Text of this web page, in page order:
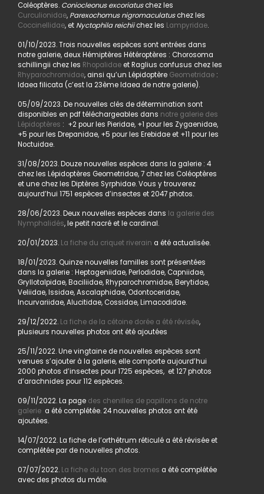
Coléoptères. Coniocleonus excoriatuschez les
Curculionidae, Parexochomus nigromaculatuschez les
Coccinellidae, et Nyctophila reichiichez les Lampyridae.
01/10/2023. Trois nouvelles espèces sont entrées dans
notre galerie, deux Hémiptères Hétéroptères : Chorosoma
schillingii chez les Rhopalidaeet Raglius confusus chez les
Rhyparochromidae, ainsi qu’un Lépidoptère Geometridae:
Idaea filicata (c’est la 23ème Idaea de notre galerie).
05/09/2023. De nouvelles clés de détermination sont
disponibles en pdf téléchargeables dans notre galerie des
Lépidoptères : +2 pour les Pieridae, +1 pour les Zygaenidae,
+5 pour les Drepanidae, +5 pour les Erebidae et +11 pour les
Noctuidae.
31/08/2023. Douze nouvelles espèces dans la galerie : 4
chez les Lépidoptères Geometridae, 7 chez les Coléoptères
et une chez les Diptères Syrphidae. Vous y trouverez
aujourd’hui 1751 espèces d’insectes et 2047 photos.
28/06/2023. Deux nouvelles espèces dans la galerie des
Nymphalidés, le petit nacré et le cardinal.
20/01/2023. La fiche du criquet riverain a été actualisée.
18/01/2023. Quinze nouvelles familles sont présentées
dans la galerie : Heptageniidae, Perlodidae, Capniidae,
Gryllotalpidae, Baciliidae, Rhyparochromidae, Berytidae,
Veliidae, Issidae, Ascalaphidae, Odontoceridae,
Incurvariidae, Alucitidae, Cossidae, Limacodidae.
29/12/2022. La fiche de la cétoine dorée a été révisée,
plusieurs nouvelles photos ont été ajoutées
25/11/2022. Une vingtaine de nouvelles espèces sont
venues s’ajouter à la galerie, elle comporte aujourd’hui
2000 photos d’insectes pour 1725 espèces, et 127 photos
d’arachnides pour 112 espèces.
09/11/2022. La page des chenilles de papillons de notre
galerie a été complétée. 24 nouvelles photos ont été
ajoutées.
14/07/2022. La fiche de l’orthétrum réticulé a été révisée et
complétée par de nouvelles photos.
07/07/2022. La fiche du taon des bromes a été complétée
avec des photos du mâle.